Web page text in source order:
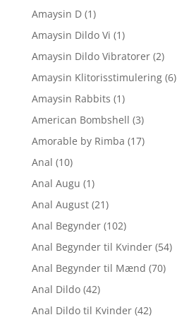
Amaysin D (1)
Amaysin Dildo Vi (1)
Amaysin Dildo Vibratorer (2)
Amaysin Klitorisstimulering (6)
Amaysin Rabbits (1)
American Bombshell (3)
Amorable by Rimba (17)
Anal (10)
Anal Augu (1)
Anal August (21)
Anal Begynder (102)
Anal Begynder til Kvinder (54)
Anal Begynder til Mænd (70)
Anal Dildo (42)
Anal Dildo til Kvinder (42)